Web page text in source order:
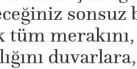
sonsuz
tüm